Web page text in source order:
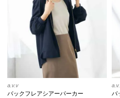
a.v.v
バックフレアシアーパーカー バ